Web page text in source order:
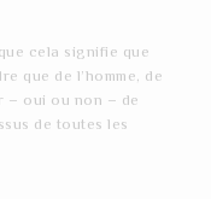
cela signifie que
que de l’homme, de
– oui ou non – de
de toutes les